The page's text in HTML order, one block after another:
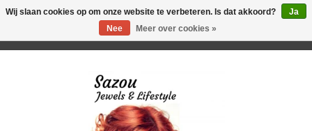
Wij slaan cookies op om onze website te verbeteren. Is dat akkoord?
Ja
Nee
Meer over cookies »